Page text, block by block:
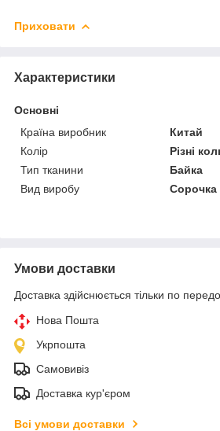
Приховати
Характеристики
Основні
Країна виробник
Китай
Колір
Різні
Тип тканини
Байка
Вид виробу
Сорочка
Умови доставки
Доставка здійснюється тільки по
Нова Пошта
Укрпошта
Самовивіз
Доставка кур'єром
Всі умови доставки